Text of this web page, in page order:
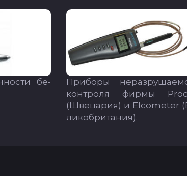
бе­
При­бо­ры
кон­тро­ля фир­мы
(Шве­ца­рия) и Elcometer
ли­коб­ри­та­ния).